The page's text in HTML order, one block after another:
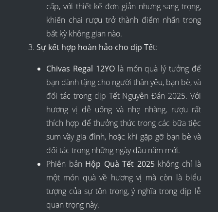
cấp, với thiết kế đơn giản nhưng sang trọng,
khiến chai rượu trở thành điểm nhấn trong
bất kỳ không gian nào.
Sự kết hợp hoàn hảo cho dịp Tết:
Chivas Regal 12YOlà món quà lý tưởng để
bạn dành tặng cho người thân yêu, bạn bè, và
đối tác trong dịp Tết Nguyên Đán 2025. Với
hương vị dễ uống và nhẹ nhàng, rượu rất
thích hợp để thưởng thức trong các bữa tiệc
sum vầy gia đình, hoặc khi gặp gỡ bạn bè và
đối tác trong những ngày đầu năm mới.
Phiên bản Hộp Quà Tết 2025không chỉ là
một món quà về hương vị mà còn là biểu
tượng của sự tôn trọng, ý nghĩa trong dịp lễ
quan trọng này.